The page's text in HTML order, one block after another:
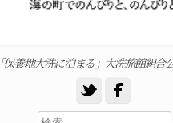
「保養地大洗に泊まる」大洗旅館組合